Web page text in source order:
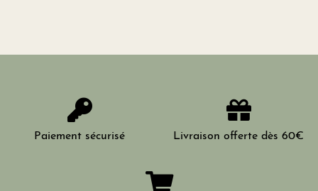
Paiement sécurisé Livraison offerte dès 60€